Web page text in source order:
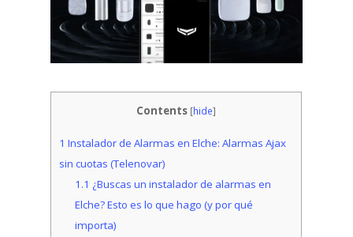
Contents [hide]
1 Instalador de Alarmas en Elche: Alarmas Ajax
sin cuotas (Telenovar)
1.1 ¿Buscas un instalador de alarmas en
Elche? Esto es lo que hago (y por qué
importa)